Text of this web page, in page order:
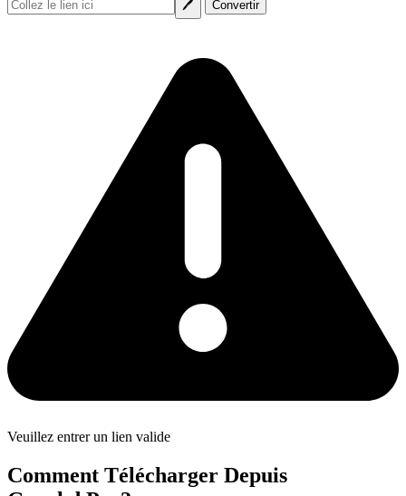
Veuillez entrer un lien valide
Comment Télécharger Depuis